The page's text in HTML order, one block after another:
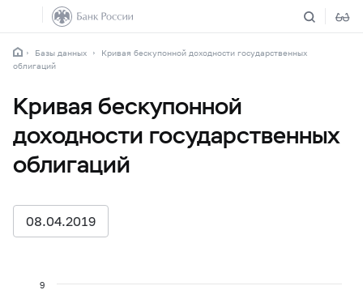
Базы данных
Кривая бескупонной доходности государственных
облигаций
Кривая бескупонной
доходности государственных
облигаций
08.04.2019
9